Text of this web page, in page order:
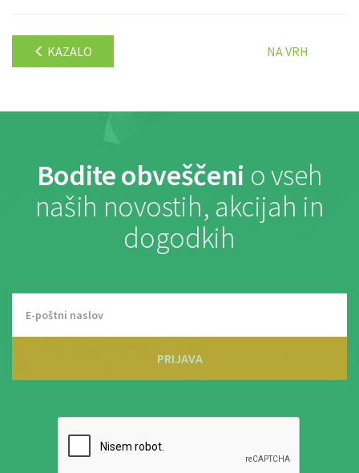
KAZALO NA VRH
Bodite obveščeni o vseh
naših novostih, akcijah in
dogodkih
PRIJAVA